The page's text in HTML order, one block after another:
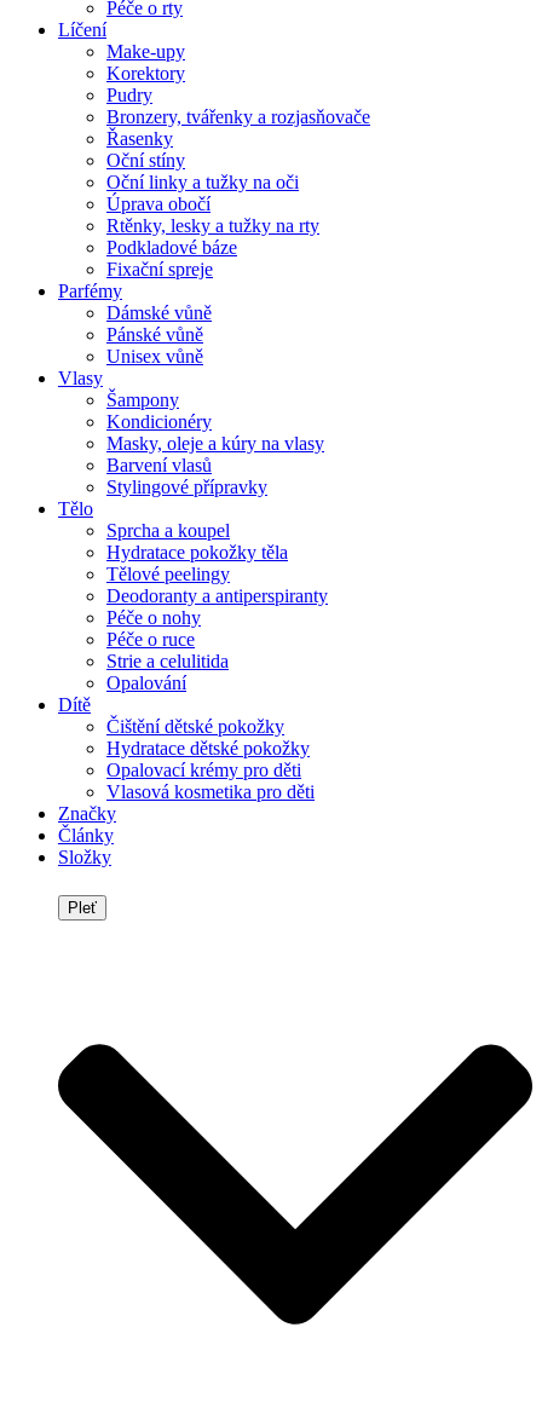
Péče o rty
Líčení
Make-upy
Korektory
Pudry
Bronzery, tvářenky a rozjasňovače
Řasenky
Oční stíny
Oční linky a tužky na oči
Úprava obočí
Rtěnky, lesky a tužky na rty
Podkladové báze
Fixační spreje
Parfémy
Dámské vůně
Pánské vůně
Unisex vůně
Vlasy
Šampony
Kondicionéry
Masky, oleje a kúry na vlasy
Barvení vlasů
Stylingové přípravky
Tělo
Sprcha a koupel
Hydratace pokožky těla
Tělové peelingy
Deodoranty a antiperspiranty
Péče o nohy
Péče o ruce
Strie a celulitida
Opalování
Dítě
Čištění dětské pokožky
Hydratace dětské pokožky
Opalovací krémy pro děti
Vlasová kosmetika pro děti
Značky
Články
Složky
Pleť